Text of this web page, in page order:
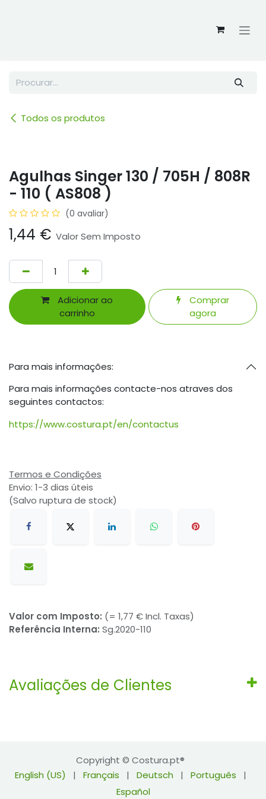
Todos os produtos
Agulhas Singer 130 / 705H / 808R
- 110 ( AS808 )
(0 avaliar)
1,44 € Valor Sem Imposto
Adicionar ao
carrinho
Comprar
agora
Para mais informações:
Para mais informações contacte-nos atraves dos
seguintes contactos:
https://www.costura.pt/en/contactus
Termos e Condições
Envio: 1-3 dias úteis
(Salvo ruptura de stock)
Valor com Imposto: (= 1,77 € Incl. Taxas)
Referência Interna: Sg.2020-110
Avaliações de Clientes
Copyright © Costura.pt®
English (US)
| Français | Deutsch | Português
|
Español